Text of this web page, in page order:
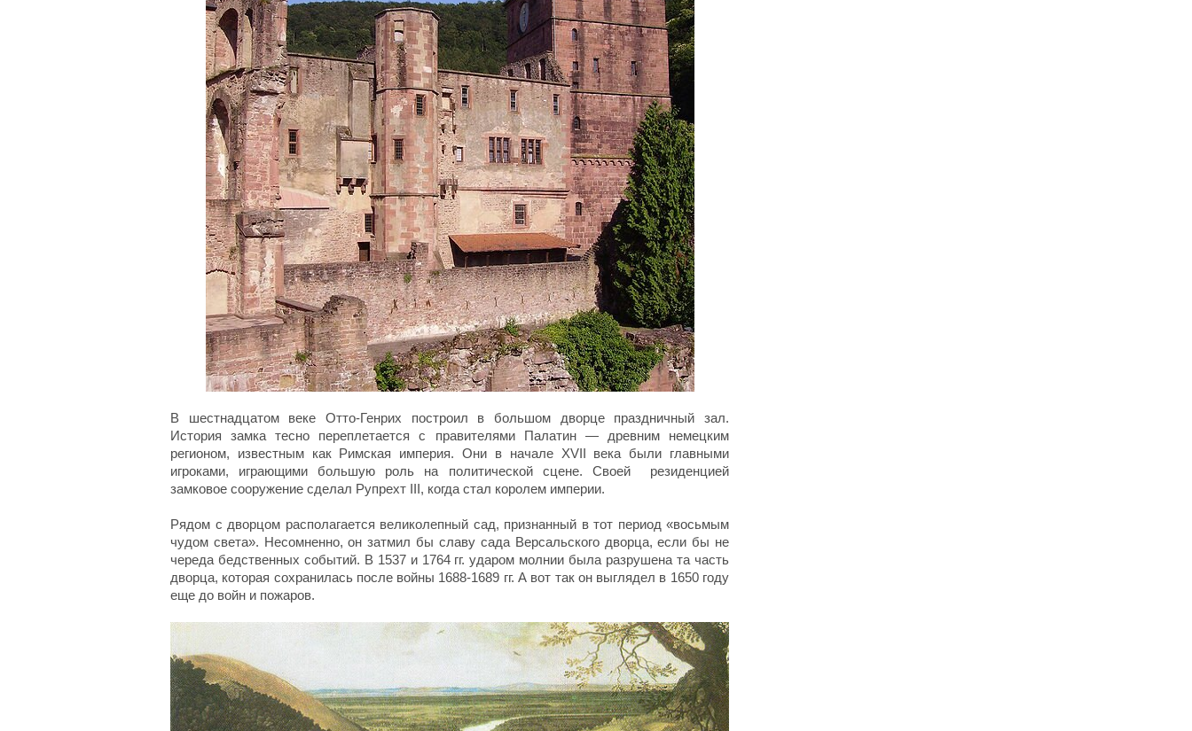
В шестнадцатом веке Отто-Генрих построил в большом дворце праздничный зал.
История замка тесно переплетается с правителями Палатин — древним немецким
регионом, известным как Римская империя. Они в начале XVII века были главными
игроками, играющими большую роль на политической сцене. Своей резиденцией
замковое сооружение сделал Рупрехт III, когда стал королем империи.
Рядом с дворцом располагается великолепный сад, признанный в тот период «восьмым
чудом света». Несомненно, он затмил бы славу сада Версальского дворца, если бы не
череда бедственных событий. В 1537 и 1764 гг. ударом молнии была разрушена та часть
дворца, которая сохранилась после войны 1688-1689 гг. А вот так он выглядел в 1650 году
еще до войн и пожаров.